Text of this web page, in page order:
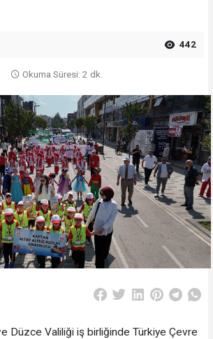
442
Okuma Süresi: 2 dk.
Düzce Valiliği iş birliğinde Türkiye Çevre